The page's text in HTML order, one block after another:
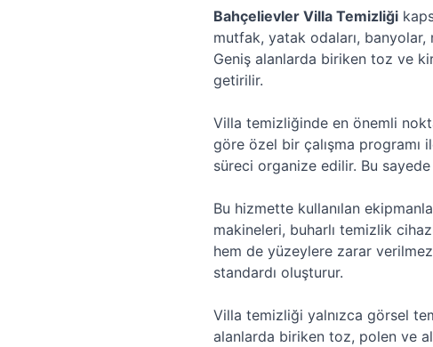
Bahçelievler Villa Temizliği
mutfak, yatak odaları,
Geniş alanlarda biriken toz ve
getirilir.
Villa temizliğinde en önemli
göre özel bir çalışma programı
süreci organize edilir. Bu
Bu hizmette kullanılan
makineleri, buharlı temizlik
hem de yüzeylere zarar
standardı oluşturur.
Villa temizliği yalnızca görsel
alanlarda biriken toz, polen ve